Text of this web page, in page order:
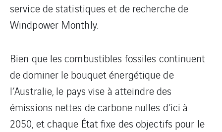
service de statistiques et de recherche de
Windpower Monthly.
Bien que les combustibles fossiles continuent
de dominer le bouquet énergétique de
l’Australie, le pays vise à atteindre des
émissions nettes de carbone nulles d’ici à
2050, et chaque État fixe des objectifs pour le